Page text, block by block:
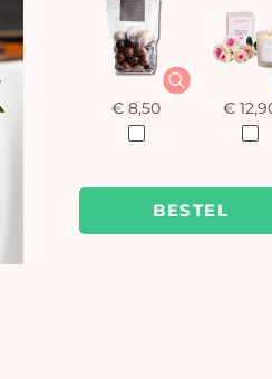
BESTEL
€ 8,50 €